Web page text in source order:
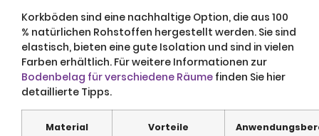
Korkböden sind eine nachhaltige Option, die aus 100
% natürlichen Rohstoffen hergestellt werden. Sie sind
elastisch, bieten eine gute Isolation und sind in vielen
Farben erhältlich. Für weitere Informationen zur
Bodenbelag für verschiedene Räume finden Sie hier
detaillierte Tipps.
Material Vorteile